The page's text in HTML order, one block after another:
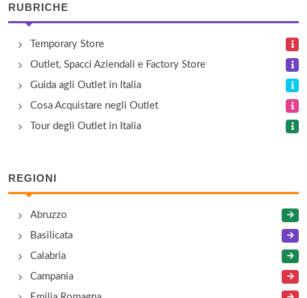
Artigianato del giunco
via Leonardo da Vinci 25/27, Appignano
Azienda Agricola Vitivinicola Capinera
contrada Crocette 12/16, Morrovalle
Bastianelli
via Di Vittorio 55, Monte San Giusto
RUBRICHE
Temporary Store
Outlet, Spacci Aziendali e Factory Store
Guida agli Outlet in Italia
Cosa Acquistare negli Outlet
Tour degli Outlet in Italia
REGIONI
Abruzzo
Basilicata
Calabria
Campania